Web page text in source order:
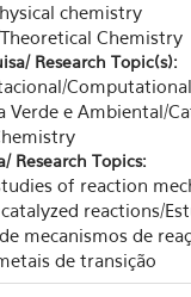
chemistry
Chemistry
Research Topic(s):
Verde e Ambiental/
Research Topics:
of reaction
reactions/
mecanismos de
de transição